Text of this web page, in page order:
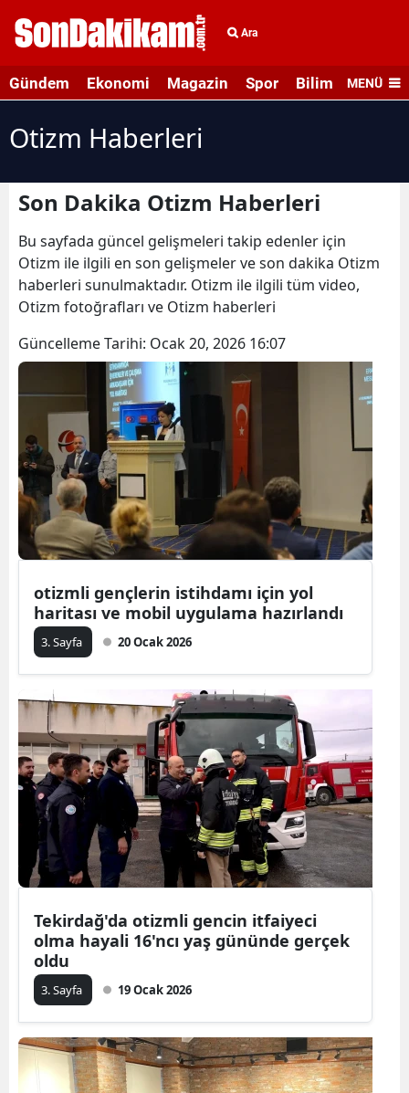
Ara
Gündem Ekonomi Magazin Spor Bilim veMENÜ
Otizm Haberleri
Son Dakika Otizm Haberleri
Bu sayfada güncel gelişmeleri takip edenler için
Otizm ile ilgili en son gelişmeler ve son dakika Otizm
haberleri sunulmaktadır. Otizm ile ilgili tüm video,
Otizm fotoğrafları ve Otizm haberleri
Güncelleme Tarihi: Ocak 20, 2026 16:07
otizmli gençlerin istihdamı için yol
haritası ve mobil uygulama hazırlandı
3. Sayfa 20 Ocak 2026
Tekirdağ'da otizmli gencin itfaiyeci
olma hayali 16'ncı yaş gününde gerçek
oldu
3. Sayfa 19 Ocak 2026